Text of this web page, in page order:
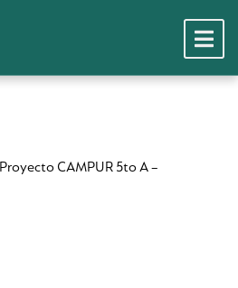
Proyecto CAMPUR 5to A –